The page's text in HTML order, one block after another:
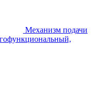
Механизм подачи